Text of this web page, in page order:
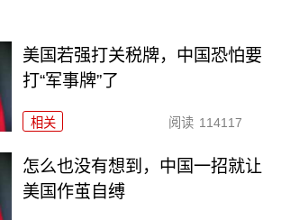
美国若强打关税牌，中国恐怕要
打“军事牌”了
相关 阅读 114117
怎么也没有想到，中国一招就让
美国作茧自缚